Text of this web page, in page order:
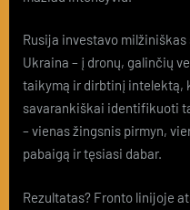
Rusija investavo
Ukraina – į dronų, galinčių
taikymą ir dirbtinį intelektą,
savarankiškai identifikuoti
– vienas žingsnis pirmyn,
pabaigą ir tęsiasi dabar.
Rezultatas? Fronto linijoje